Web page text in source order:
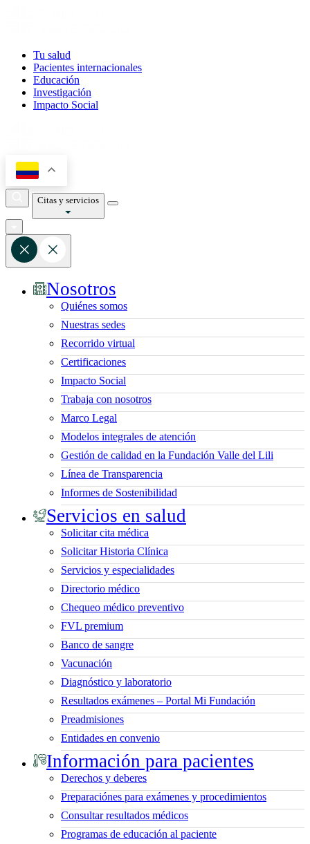
Tu salud
Pacientes internacionales
Educación
Investigación
Impacto Social
Citas y servicios
Nosotros
Quiénes somos
Nuestras sedes
Recorrido virtual
Certificaciones
Impacto Social
Trabaja con nosotros
Marco Legal
Modelos integrales de atención
Gestión de calidad en la Fundación Valle del Lili
Línea de Transparencia
Informes de Sostenibilidad
Servicios en salud
Solicitar cita médica
Solicitar Historia Clínica
Servicios y especialidades
Directorio médico
Chequeo médico preventivo
FVL premium
Banco de sangre
Vacunación
Diagnóstico y laboratorio
Resultados exámenes – Portal Mi Fundación
Preadmisiones
Entidades en convenio
Información para pacientes
Derechos y deberes
Preparaciónes para exámenes y procedimientos
Consultar resultados médicos
Programas de educación al paciente